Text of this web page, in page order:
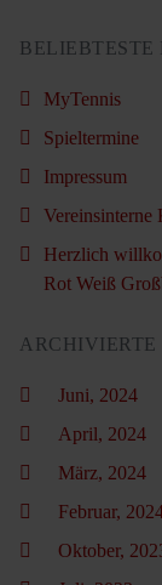
BELIEBTESTE
MyTennis
Spieltermine
Impressum
Herzlich
Rot Weiß
Juni, 2024
April, 2024
März, 2024
Februar,
Oktober,